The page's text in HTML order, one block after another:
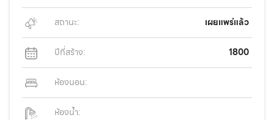
สถานะ: เผยแพร่แล้ว
ปีที่สร้าง: 1800
ห้องนอน:
ห้องน้ำ: